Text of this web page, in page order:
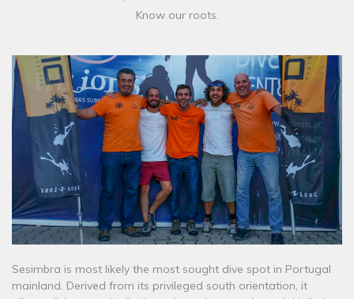
Know our roots.
Sesimbra is most likely the most sought dive spot in Portugal
mainland. Derived from its privileged south orientation, it